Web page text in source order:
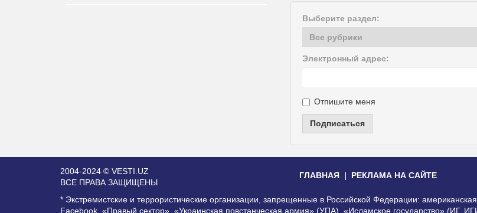
Выберите раздел:
Электронный адрес:
Отпишите меня
Подписаться
2004-2024 © VESTI.UZ
ВСЕ ПРАВА ЗАЩИЩЕНЫ
ГЛАВНАЯ РЕКЛАМА НА САЙТЕ
* Экстремистские и террористические организации, запрещенные в Российской Федерации:
Facebook, «Правый сектор», «Украинская повстанческая армия» (УПА), «Исламское государство»